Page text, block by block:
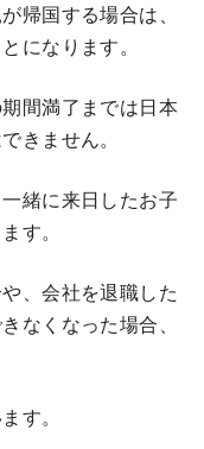
帰国する場合は、
になります。
間満了までは日本
きません。
緒に来日したお子
す。
、会社を退職した
なくなった場合、
す。